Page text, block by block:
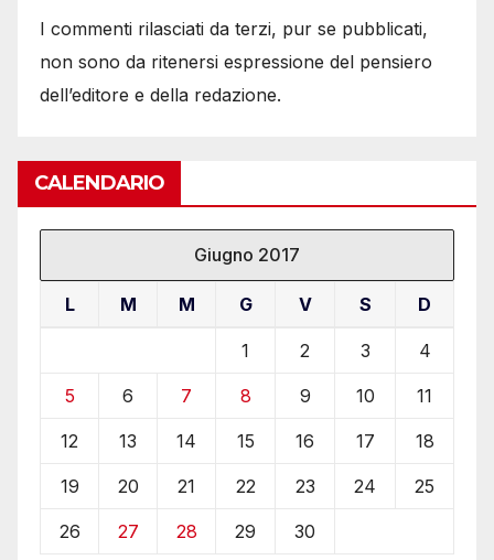
I commenti rilasciati da terzi, pur se pubblicati,
non sono da ritenersi espressione del pensiero
dell’editore e della redazione.
CALENDARIO
Giugno 2017
L M M G V S D
1 2 3 4
5 6 7 8 9 10 11
12 13 14 15 16 17 18
19 20 21 22 23 24 25
26 27 28 29 30